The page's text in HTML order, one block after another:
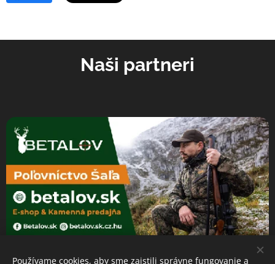
Naši partneri
Používame cookies, aby sme zaistili správne fungovanie a